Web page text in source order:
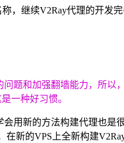
，继续V2Ray代理的开发完
题和加强翻墙能力，所
一种好习惯。
用新的方法构建代理也是
新的VPS上全新构建V2Ray